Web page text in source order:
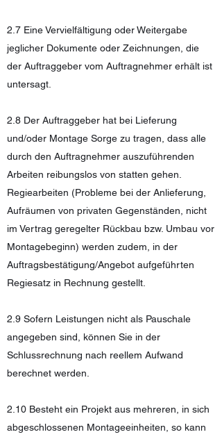
2.7 Eine Vervielfältigung oder Weitergabe
jeglicher Dokumente oder Zeichnungen, die
der Auftraggeber vom Auftragnehmer erhält ist
untersagt.
2.8 Der Auftraggeber hat bei Lieferung
und/oder Montage Sorge zu tragen, dass alle
durch den Auftragnehmer auszuführenden
Arbeiten reibungslos von statten gehen.
Regiearbeiten (Probleme bei der Anlieferung,
Aufräumen von privaten Gegenständen, nicht
im Vertrag geregelter Rückbau bzw. Umbau vor
Montagebeginn) werden zudem, in der
Auftragsbestätigung/Angebot aufgeführten
Regiesatz in Rechnung gestellt.
2.9 Sofern Leistungen nicht als Pauschale
angegeben sind, können Sie in der
Schlussrechnung nach reellem Aufwand
berechnet werden.
2.10 Besteht ein Projekt aus mehreren, in sich
abgeschlossenen Montageeinheiten, so kann